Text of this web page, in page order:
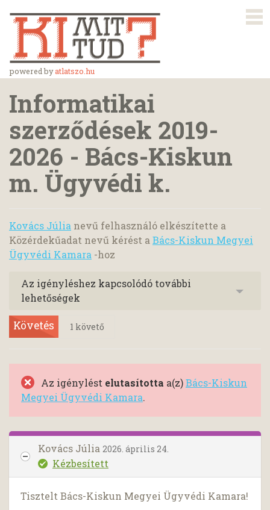
powered byatlatszo.hu
Informatikai
szerződések 2019-
2026 - Bács-Kiskun
m. Ügyvédi k.
Kovács Júlia nevű felhasználó elkészítette a
Közérdekűadat nevű kérést a Bács-Kiskun Megyei
Ügyvédi Kamara -hoz
Az igényléshez kapcsolódó további
lehetőségek
Követés 1 követő
Az igénylést elutasította a(z)Bács-Kiskun
Megyei Ügyvédi Kamara.
Kovács Júlia 2026. április 24.
Kézbesített
Tisztelt Bács-Kiskun Megyei Ügyvédi Kamara!